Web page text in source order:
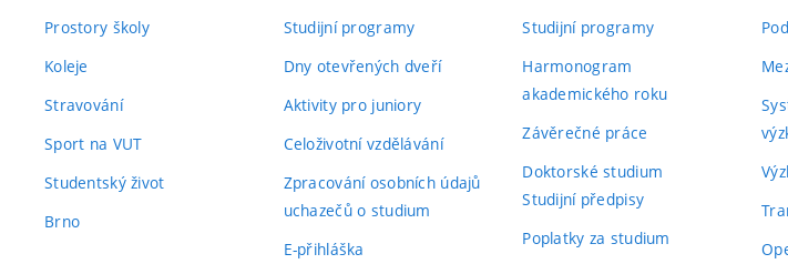
Prostory školy
Koleje
Stravování
Sport na VUT
Studentský život
Brno
Studijní programy
Dny otevřených dveří
Aktivity pro juniory
Celoživotní vzdělávání
Zpracování osobních údajů
uchazečů o studium
E-přihláška
Studijní programy
Harmonogram
akademického roku
Závěrečné práce
Doktorské studium
Studijní předpisy
Poplatky za studium